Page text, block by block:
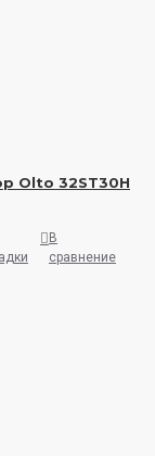
Olto 32ST30H
В
сравнение